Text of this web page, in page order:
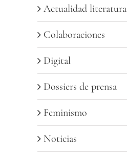
Actualidad literatura
Colaboraciones
Digital
Dossiers de prensa
Feminismo
Noticias